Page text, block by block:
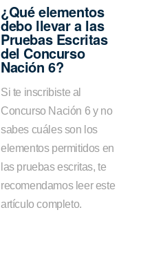
¿Qué elementos
debo llevar a las
Pruebas Escritas
del Concurso
Nación 6?
Si te inscribiste al
Concurso Nación 6 y no
sabes cuáles son los
elementos permitidos en
las pruebas escritas, te
recomendamos leer este
artículo completo.